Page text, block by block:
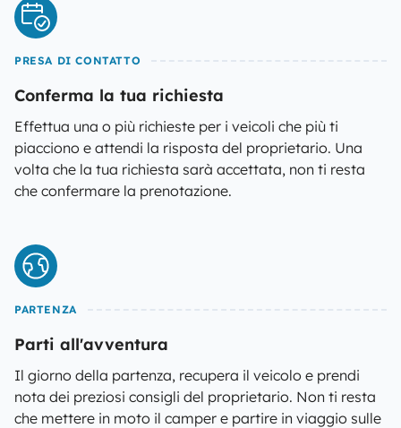
PRESA DI CONTATTO
Conferma la tua richiesta
Effettua una o più richieste per i veicoli che più ti
piacciono e attendi la risposta del proprietario. Una
volta che la tua richiesta sarà accettata, non ti resta
che confermare la prenotazione.
PARTENZA
Parti all'avventura
Il giorno della partenza, recupera il veicolo e prendi
nota dei preziosi consigli del proprietario. Non ti resta
che mettere in moto il camper e partire in viaggio sulle